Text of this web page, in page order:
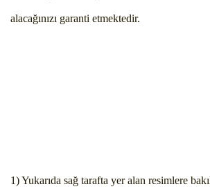
alacağınızı garanti etmektedir.
1) Yukarıda sağ tarafta yer alan resimlere